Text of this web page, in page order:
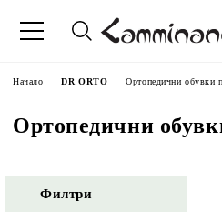
Начало DR ORTO Ортопедични обувки
Ортопедични
Филтри